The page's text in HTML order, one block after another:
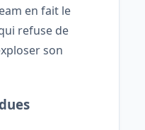
en fait le
refuse de
son